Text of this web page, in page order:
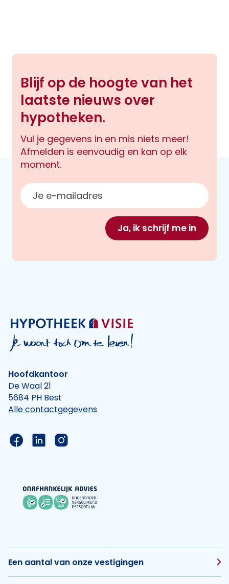
Blijf op de hoogte van het
laatste nieuws over
hypotheken.
Vul je gegevens in en mis niets meer!
Afmelden is eenvoudig en kan op elk
moment.
E-mailadres
Ja, ik schrijf me in
Hoofdkantoor
De Waal 21
5684 PH Best
Alle contactgegevens
Link naar de Facebook pagina van Hypotheek
Link naar de LinkedIn pagina van
Link naar de Instagram pagina van
Een aantal van onze vestigingen